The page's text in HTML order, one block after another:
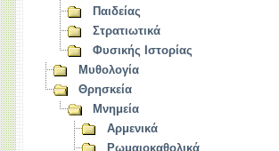
Παιδείας
Στρατιωτικά
Φυσικής Ιστορίας
Μυθολογία
Θρησκεία
Μνημεία
Αρμενικά
Ρωμαιοκαθολικά